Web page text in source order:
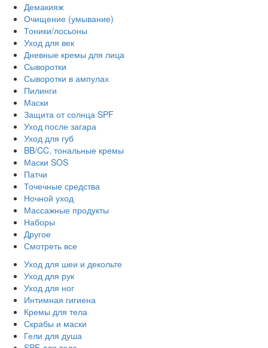
Демакияж
Очищение (умывание)
Тоники/лосьоны
Уход для век
Дневные кремы для лица
Сыворотки
Сыворотки в ампулах
Пилинги
Маски
Защита от солнца SPF
Уход после загара
Уход для губ
BB/CC, тональные кремы
Маски SOS
Патчи
Точечные средства
Ночной уход
Массажные продукты
Наборы
Другое
Смотреть все
Уход для шеи и декольте
Уход для рук
Уход для ног
Интимная гигиена
Кремы для тела
Скрабы и маски
Гели для душа